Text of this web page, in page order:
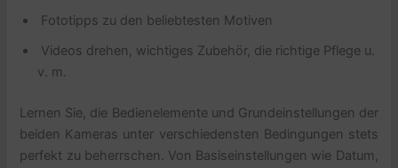
Fototipps zu den beliebtesten Motiven
Videos drehen, wichtiges Zubehör, die richtige Pflege u.
v. m.
Lernen Sie, die Bedienelemente und Grundeinstellungen der
beiden Kameras unter verschiedensten Bedingungen stets
perfekt zu beherrschen. Von Basiseinstellungen wie Datum,